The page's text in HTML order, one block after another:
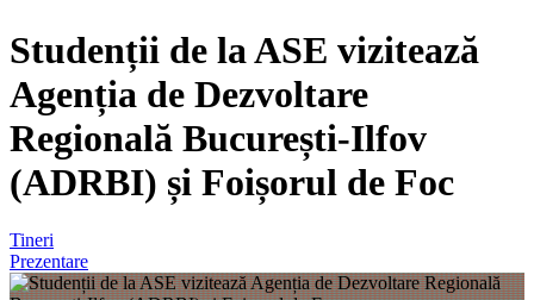
Studenții de la ASE vizitează
Agenția de Dezvoltare
Regională București-Ilfov
(ADRBI) și Foișorul de Foc
Tineri
Prezentare